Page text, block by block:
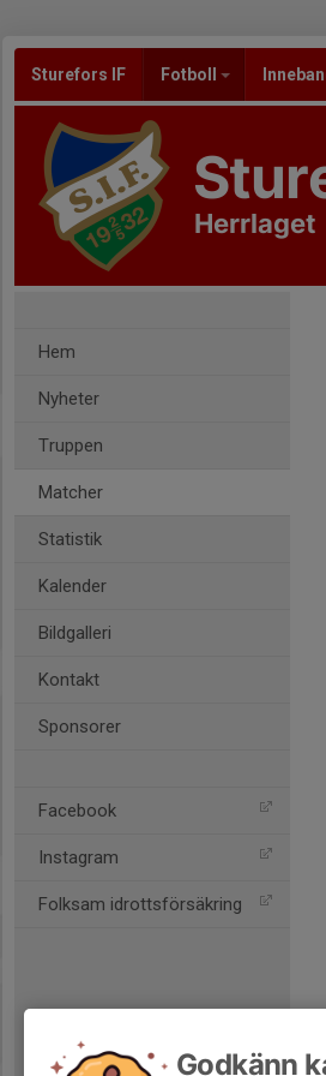
Sturefors IF Fotboll
Herrlaget
Hem
Nyheter
Truppen
Matcher
Statistik
Kalender
Bildgalleri
Kontakt
Sponsorer
Facebook
Instagram
Folksam idrottsförsäkring
Godkänn